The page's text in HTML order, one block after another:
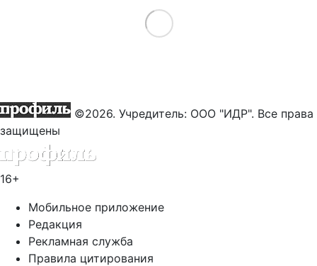
Load More
©2026. Учредитель: ООО "ИДР". Все права
защищены
16+
Мобильное приложение
Редакция
Рекламная служба
Правила цитирования